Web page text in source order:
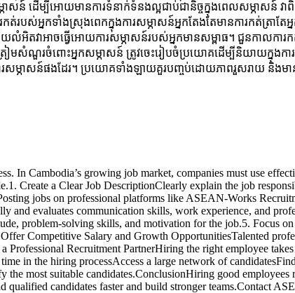
ដើម្បីអោយមានការទំនាក់ទំនងល្អជាប់ជានិច្ចក្នុងពេលសម្ភាសន៍ វា
នកទាំងស្រុងពេកក្នុងការសម្ភាសន៍អ្នកតែងតែមានការកត់ត្រាតែអ្ន
ាចធ្វើអោយការសម្ភាសន៍របស់អ្នកមានសម្ពាធ។ ជួនកាលការកត់ត្
មសំណួរចំពោះអ្នកសម្ភាសន៍ ត្រូវចេះរៀបចំប្រយោគដើម្បីនិយាយក្នុងកា
រសម្ភាសន៍ផងដែរ។​ ប្រយោគទាំងឡាយគួរបញ្ចប់ដោយភាពរួសរាយ និង​ម
In Cambodia’s growing job market, companies must use
Create a Clear Job DescriptionClearly explain the job
jobs on professional platforms like ASEAN-Works
and evaluates communication skills, work experience, and
problem-solving skills, and motivation for the job.5. Focus
Competitive Salary and Growth OpportunitiesTalented
Recruitment PartnerHiring the right employee
in the hiring processAccess a large network of
most suitable candidates.ConclusionHiring good
candidates faster and build stronger teams.Contact